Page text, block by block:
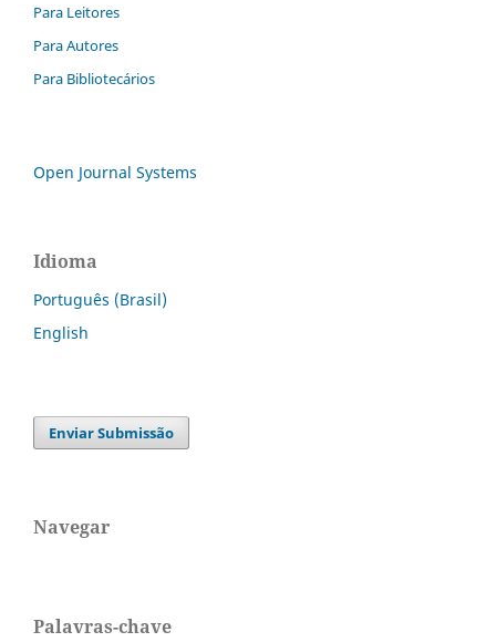
Para Leitores
Para Autores
Para Bibliotecários
Open Journal Systems
Idioma
Português (Brasil)
English
Enviar Submissão
Navegar
Palavras-chave